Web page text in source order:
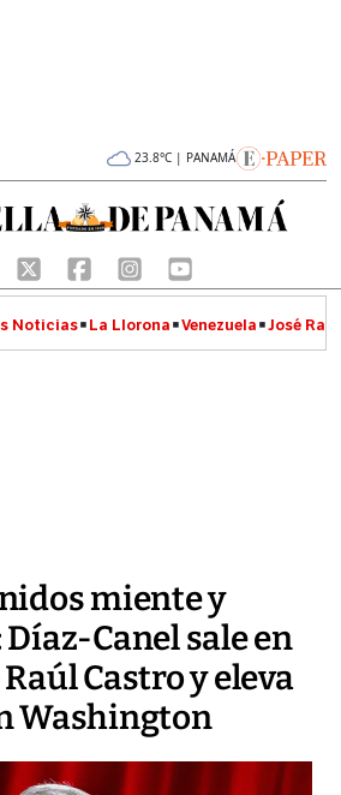
23.8°C | PANAMÁ
Noticias La Llorona Venezuela José
miente y
Canel sale en
Castro y eleva
Washington